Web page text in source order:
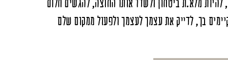
בך, לדייק את עצמך לעצמך ולפעול ממקום שלם